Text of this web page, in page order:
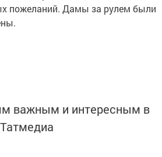
пожеланий. Дамы за рулем были
важным и интересным в
Татмедиа